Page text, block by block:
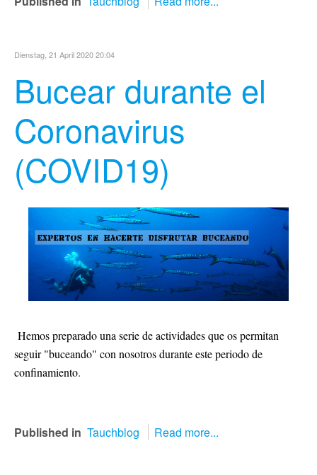
Dienstag, 21 April 2020 20:04
Bucear durante el
Coronavirus
(COVID19)
Hemos preparado una serie de actividades que os permitan
seguir "buceando" con nosotros durante este periodo de
confinamiento.
Published in Tauchblog Read more...